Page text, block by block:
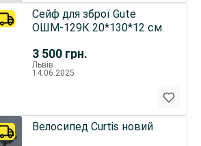
3 500 грн.
Сейф для зброї Gute
ОШМ-129К 20*130*12 см.
Львів
14.06.2025
Велосипед Curtis новий